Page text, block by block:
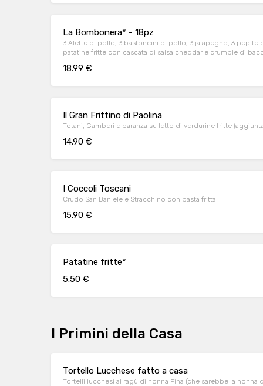
La Bombonera* - 18pz
3 Alette di pollo, 3 bastoncini di pollo, 3 jalapegno, 3 pepite
patatine fritte con cascata di salsa cheddar e crumble di
18.99 €
Il Gran Frittino di Paolina
Totani, Gamberi e paranza su letto di verdurine fritte
14.90 €
I Coccoli Toscani
Crudo San Daniele e Stracchino con pasta fritta
15.90 €
Patatine fritte*
5.50 €
I Primini della Casa
Tortello Lucchese fatto a casa
Tortelli lucchesi al ragù di nonna Pina (che sarebbe la nonna